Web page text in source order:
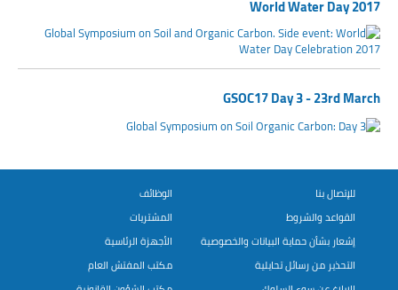
World Water Day 2017
GSOC17 Day 3 - 23rd March
الوظائف
المشتريات
الأجهزة الرئاسية
مكتب المفتش العام
للإتصال بنا
القواعد والشروط
إشعار بشأن حماية البيانات والخصوصية
التحذير من رسائل تحايلية